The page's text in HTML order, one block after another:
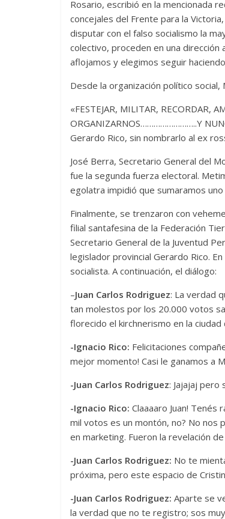
Rosario, escribió en la mencionada
concejales del Frente para la
disputar con el falso socialismo la
colectivo, proceden en una
aflojamos y elegimos seguir
Desde la organización político
«FESTEJAR, MILITAR, RECORDAR,
ORGANIZARNOS……………………..Y
Gerardo Rico, sin nombrarlo al ex
José Berra, Secretario General del
fue la segunda fuerza electoral.
egolatra impidió que sumaramos uno
Finalmente, se trenzaron con
filial santafesina de la Federación
Secretario General de la Juventud
legislador provincial Gerardo Rico.
socialista. A continuación, el diálogo:
–Juan Carlos Rodriguez: La verdad
tan molestos por los 20.000 votos
florecido el kirchnerismo en la ciudad
-Ignacio Rico: Felicitaciones
mejor momento! Casi le ganamos a
-Juan Carlos Rodriguez: Jajajaj pero
-Ignacio Rico: Claaaaro Juan! Tenés
mil votos es un montón, no? No nos
en marketing. Fueron la revelación
-Juan Carlos Rodriguez: No te
próxima, pero este espacio de
-Juan Carlos Rodriguez: Aparte se
la verdad que no te registro; sos